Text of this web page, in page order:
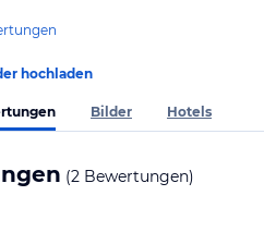
hochladen
Bilder Hotels
(2 Bewertungen)